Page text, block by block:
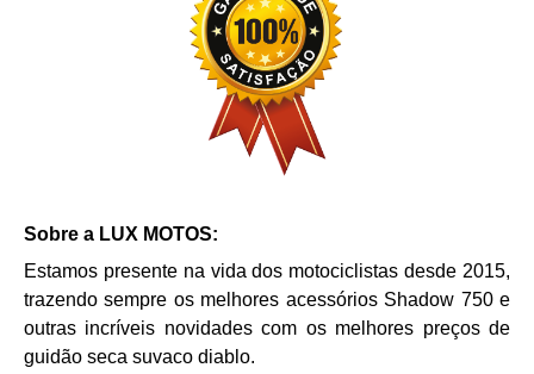
Sobre a LUX MOTOS:
Estamos presente na vida dos motociclistas desde 2015,
trazendo sempre os melhores acessórios Shadow 750e
outras incríveis novidades com os melhores preços de
guidão seca suvaco diablo.